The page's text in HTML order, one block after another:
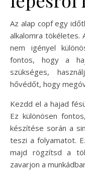
Az alap copf egy
alkalomra tökéletes.
nem igényel
fontos, hogy a
szükséges,
hővédőt, hogy
Kezdd el a hajad
Ez különösen
készítése során a
teszi a folyamatot.
majd rögzítsd a
zavarjon a